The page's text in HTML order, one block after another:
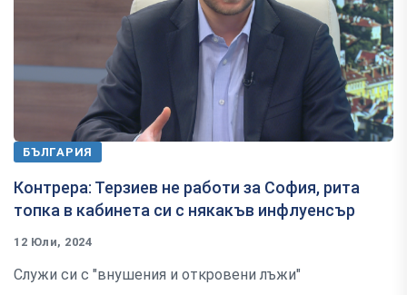
БЪЛГАРИЯ
Контрера: Терзиев не работи за София, рита
топка в кабинета си с някакъв инфлуенсър
12 Юли, 2024
Служи си с "внушения и откровени лъжи"